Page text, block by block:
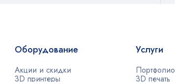
Оборудование
Акции и скидки
3D принтеры
Услуги
Портфолио
3D печать